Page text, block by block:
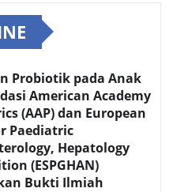
Probiotik pada Anak
American Academy
(AAP) dan European
Paediatric
Hepatology
(ESPGHAN)
Bukti Ilmiah